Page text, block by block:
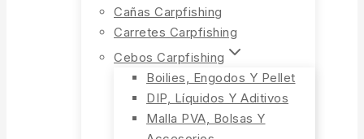
Cañas Carpfishing
Carretes Carpfishing
Cebos Carpfishing
Boilies, Engodos Y Pellet
DIP, Líquidos Y Aditivos
Malla PVA, Bolsas Y